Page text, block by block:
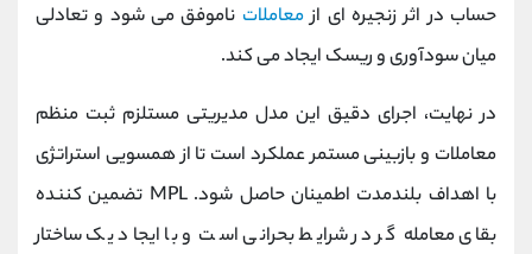
حساب در اثر زنجیره‌ ای ازمعاملات ناموفق می‌ شود و تعادلی
میان سودآوری و ریسک ایجاد می‌ کند.
در نهایت، اجرای دقیق این مدل مدیریتی مستلزم ثبت منظم
معاملات و بازبینی مستمر عملکرد است تا از همسویی استراتژی
با اهداف بلندمدت اطمینان حاصل شود. MPL تضمین‌ کننده
بقای معامله‌ گر در شرایط بحرانی است و با ایجاد یک ساختار